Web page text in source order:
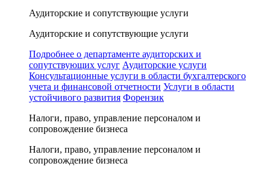
Аудиторские и сопутствующие услуги
Аудиторские и сопутствующие услуги
Подробнее о департаменте аудиторских и
сопутствующих услуг Аудиторские услуги
Консультационные услуги в области бухгалтерского
учета и финансовой отчетности Услуги в области
устойчивого развития Форензик
Налоги, право, управление персоналом и
сопровождение бизнеса
Налоги, право, управление персоналом и
сопровождение бизнеса